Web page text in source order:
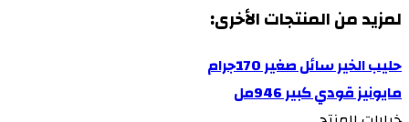
لمزيد من المنتجات الأخرى:
حليب الخير سائل صغير 170جرام
مايونيز قودي كبير 946مل